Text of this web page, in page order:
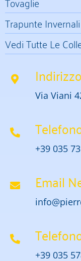
Trapunte Invernali
Vedi Tutte Le
Via Viani
+39 035
Email
+39 035